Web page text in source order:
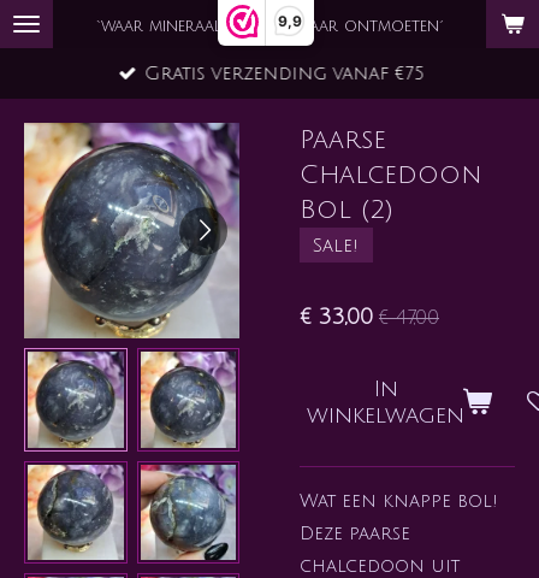
9,9
Ga
de
hoofdinhoud
`waar mineraal en ziel elkaar ontmoeten´
Gratis verzending vanaf €75
Paarse
Chalcedoon
Bol (2)
Sale!
€ 33,00 € 47,00
In
winkelwagen
Wat een knappe bol!
Deze paarse
chalcedoon uit